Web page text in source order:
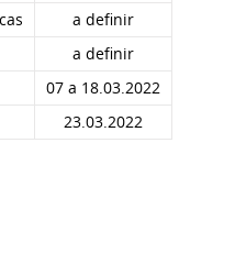
a definir
a definir
07 a 18.03.2022
23.03.2022